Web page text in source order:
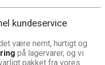
kundeservice
være nemt, hurtigt og
på lagervarer, og vi
pakket fra vores